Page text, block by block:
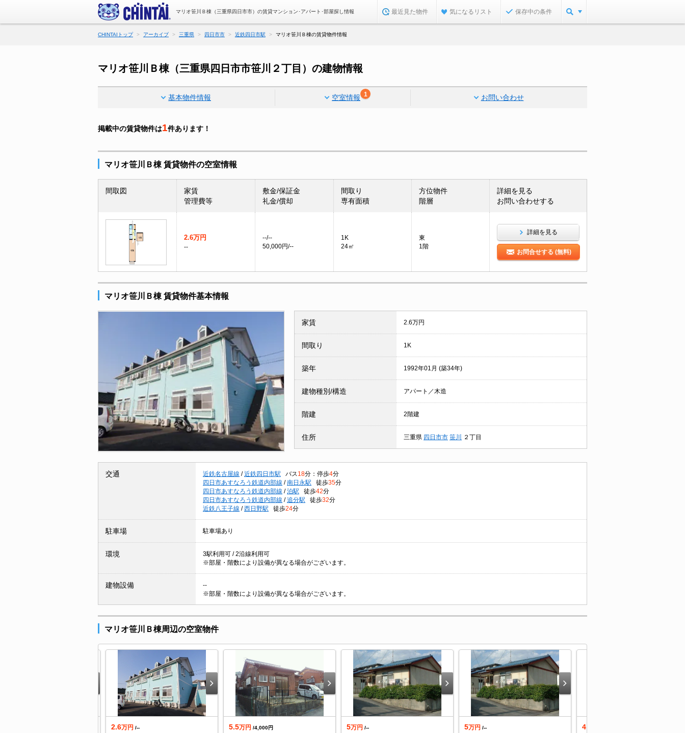
マリオ笹川Ｂ棟（三重県四日市市）の賃貸マンション･アパート･部屋探し情報 最近見た物件 気になるリスト 保存中の条件
CHINTAIトップ アーカイブ 三重県 四日市市 近鉄四日市駅 マリオ笹川Ｂ棟の賃貸物件情報
マリオ笹川Ｂ棟（三重県四日市市笹川２丁目）の建物情報
基本物件情報 空室情報 1 お問い合わせ
掲載中の賃貸物件は1件あります！
マリオ笹川Ｂ棟 賃貸物件の空室情報
間取図
家賃
管理費等
敷金/保証金
礼金/償却
間取り
専有面積
方位物件
階層
詳細を見る
お問い合わせする
2.6万円
--
--/--
50,000円/--
1K
24㎡
東
1階
詳細を見る
お問合せする (無料)
マリオ笹川Ｂ棟 賃貸物件基本情報
家賃 2.6万円
間取り 1K
築年 1992年01月 (築34年)
建物種別/構造 アパート／木造
階建 2階建
住所 三重県 四日市市 笹川 ２丁目
交通 近鉄名古屋線 / 近鉄四日市駅 バス 18分：停歩4分
四日市あすなろう鉄道内部線 / 南日永駅 徒歩35分
四日市あすなろう鉄道内部線 / 泊駅 徒歩42分
四日市あすなろう鉄道内部線 / 追分駅 徒歩32分
近鉄八王子線 / 西日野駅 徒歩24分
駐車場 駐車場あり
環境
3駅利用可 / 2沿線利用可
※部屋・階数により設備が異なる場合がございます。
建物設備
--
※部屋・階数により設備が異なる場合がございます。
マリオ笹川Ｂ棟周辺の空室物件
2.6万円 /--
5.5万円 /4,000円
5万円 /--
5万円 /--
4.7